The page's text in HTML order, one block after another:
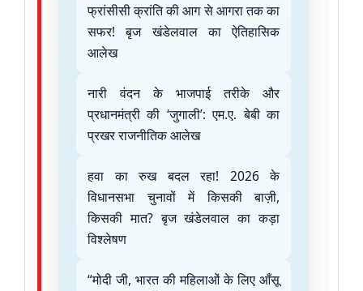
फ्रांसीसी क्रांति की आग से आगरा तक का
सफर! बृज खंडेलवाल का ऐतिहासिक
आलेख
नारी वंदन के भाजपाई तरीके और
प्रधानमंत्री की ‘जुगाली’: एम.ए. बेबी का
प्रखर राजनीतिक आलेख
हवा का रुख बदल रहा! 2026 के
विधानसभा चुनावों में किसकी बाज़ी,
किसकी मात? बृज खंडेलवाल का कड़ा
विश्लेषण
“मोदी जी, भारत की महिलाओं के लिए आँसू